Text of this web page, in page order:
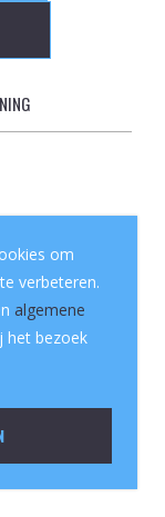
om
verbeteren.
algemene
het bezoek